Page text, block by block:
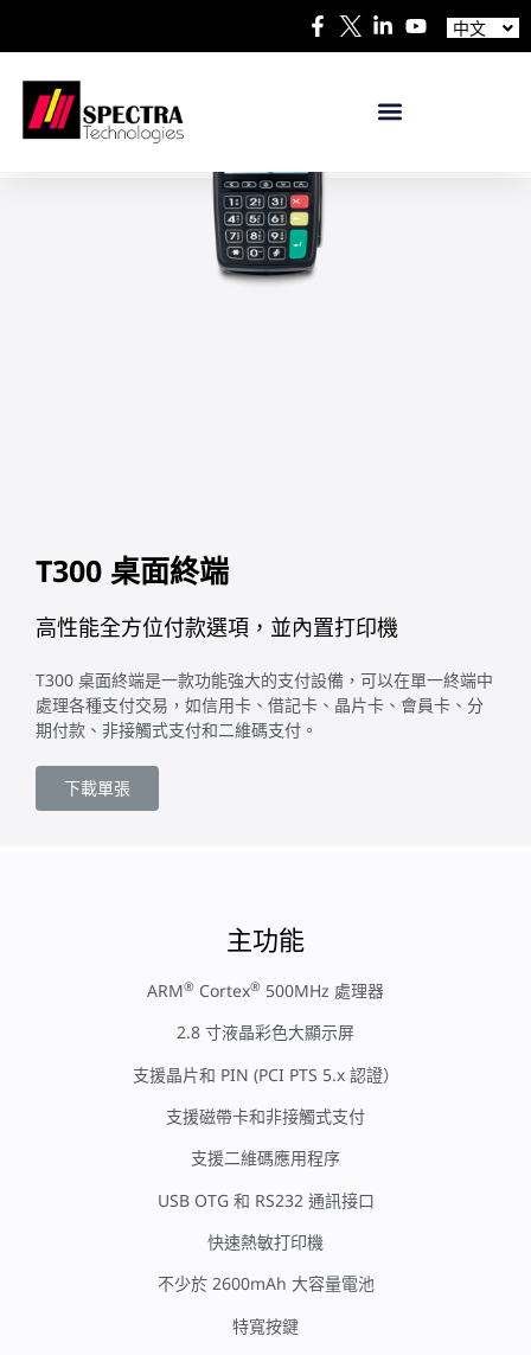
中文
日本語
T300 桌面終端
高性能全方位付款選項，並內置打印機
T300 桌面終端是一款功能強大的支付設備，可以在單一終端中
處理各種支付交易，如信用卡、借記卡、晶片卡、會員卡、分
期付款、非接觸式支付和二維碼支付。
下載單張
主功能
ARM® Cortex® 500MHz 處理器
2.8 寸液晶彩色大顯示屏
支援晶片和 PIN (PCI PTS 5.x 認證）
支援磁帶卡和非接觸式支付
支援二維碼應用程序
USB OTG 和 RS232 通訊接口
快速熱敏打印機
不少於 2600mAh 大容量電池
特寬按鍵